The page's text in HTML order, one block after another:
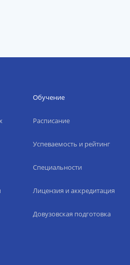
Обучение
Расписание
Успеваемость и рейтинг
Специальности
Лицензия и аккредитация
Довузовская подготовка